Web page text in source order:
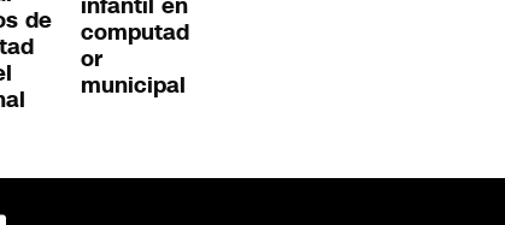
de
computad
or
municipal